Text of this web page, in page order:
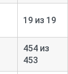
19 из 19
454 из
453